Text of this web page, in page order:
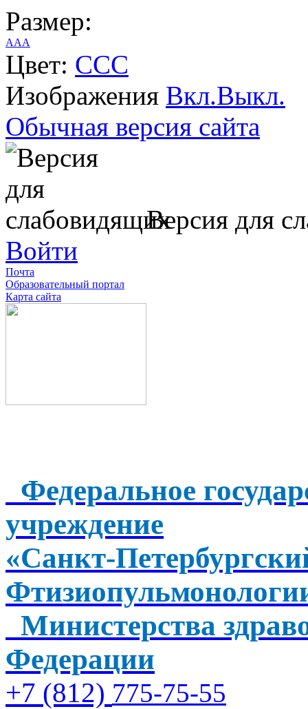
Размер:
AAA
Цвет: CCC
Изображения Вкл.Выкл.
Обычная версия сайта
Версия для
Войти
Почта
Образовательный портал
Карта сайта
Федеральное
учреждение
«Санкт-
Министерства
Федерации
+7 (812) 775-75-55